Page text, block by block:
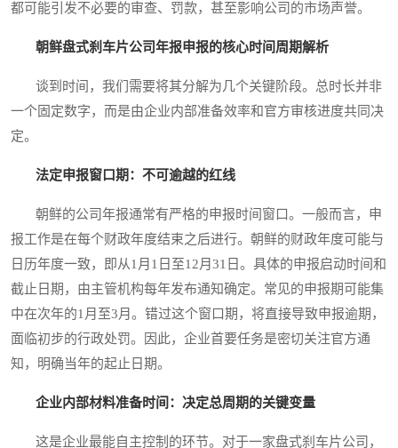
都可能引发不必要的审查、罚款，甚至影响公司的市场声誉。
朝鲜盘式刹车片公司年报申报的核心时间周期解析
谈到时间，我们需要将其分解为几个关键阶段。总时长并非
一个固定数字，而是由企业内部准备效率和官方审核进度共同决
定。
法定申报窗口期：不可逾越的红线
朝鲜的公司年报通常有严格的申报时间窗口。一般而言，申
报工作是在每个财政年度结束之后进行。朝鲜的财政年度可能与
日历年度一致，即从1月1日至12月31日。具体的申报启动时间和
截止日期，由主管机构每年发布通知确定。常见的申报期可能集
中在次年的1月至3月。错过这个窗口期，将直接导致申报逾期，
面临初步的行政处罚。因此，企业首要任务是密切关注官方通
知，明确当年的起止日期。
企业内部材料准备时间：决定总周期的关键变量
这是企业最能自主控制的环节。对于一家盘式刹车片公司，